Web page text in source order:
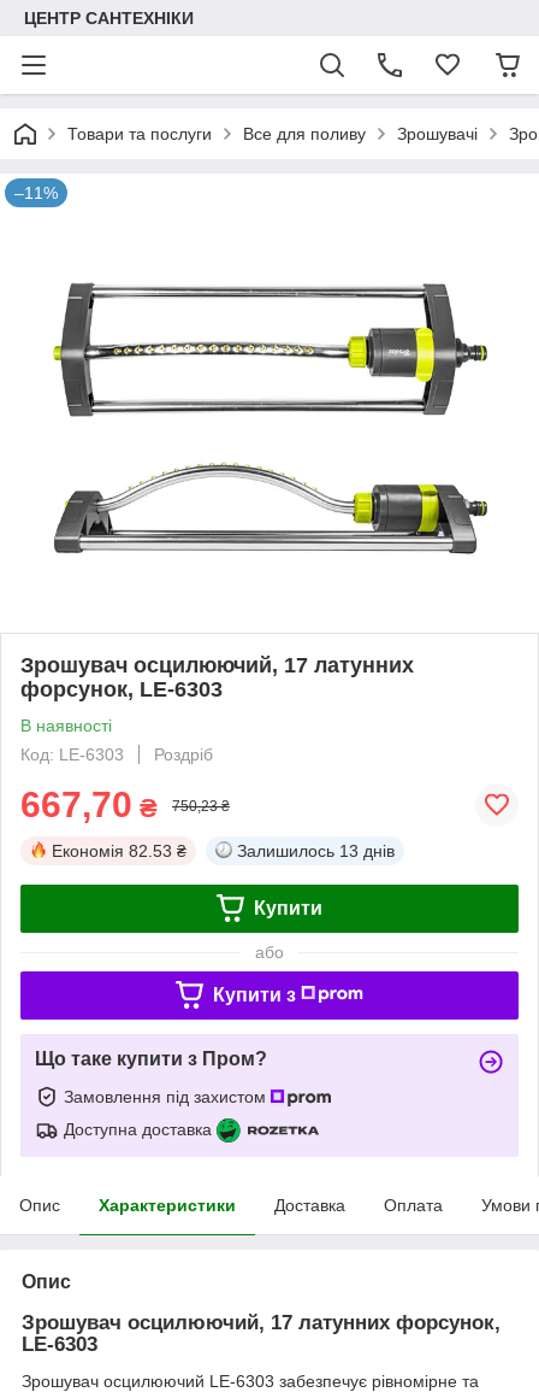
ЦЕНТР САНТЕХНІКИ
Товари та послуги Все для поливу Зрошувачі
–11%
Зрошувач осцилюючий, 17 латунних
форсунок, LE-6303
В наявності
Код: LE-6303
Роздріб
667,70 ₴ 750,23 ₴
Економія 82.53 ₴ Залишилось 13 днів
Купити
або
Купити з
Що таке купити з Пром?
Замовлення під захистом
Доступна доставка
Опис Характеристики Доставка Оплата Умови
Опис
Зрошувач осцилюючий, 17 латунних форсунок,
LE-6303
Зрошувач осцилюючий LE-6303 забезпечує рівномірне та